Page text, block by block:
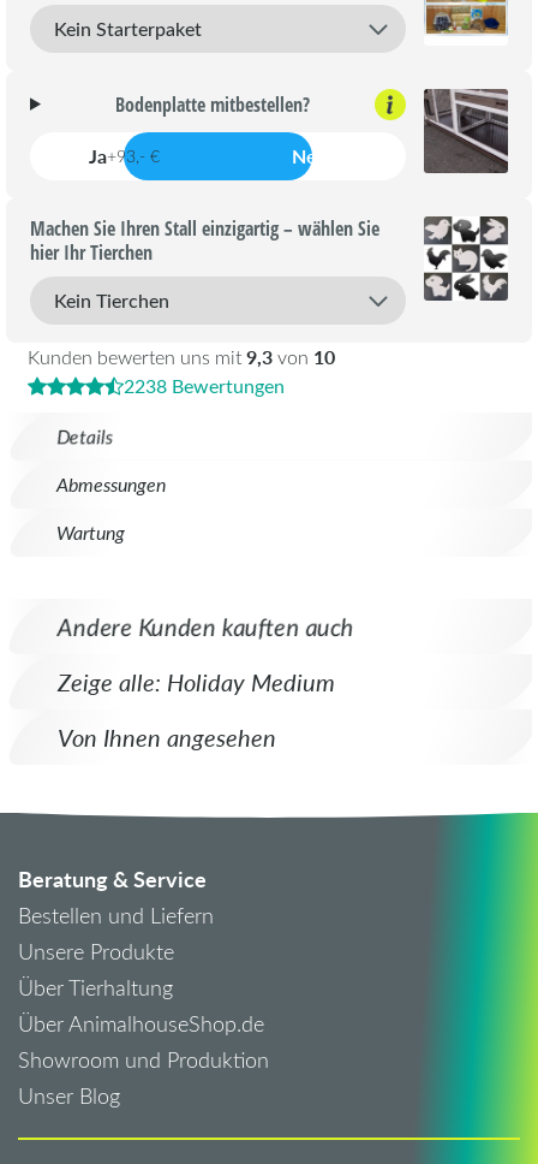
Details
Abmessungen
Wartung
Kunden bewerten uns mit9,3von 10
2238 Bewertungen
Bodenplatte mitbestellen?
Ja+93,- € Nein
Machen Sie Ihren Stall einzigartig – wählen Sie
hier Ihr Tierchen
Andere Kunden kauften auch
Zeige alle: Holiday Medium
Von Ihnen angesehen
Beratung & Service
Bestellen und Liefern
Unsere Produkte
Über Tierhaltung
Über AnimalhouseShop.de
Showroom und Produktion
Unser Blog